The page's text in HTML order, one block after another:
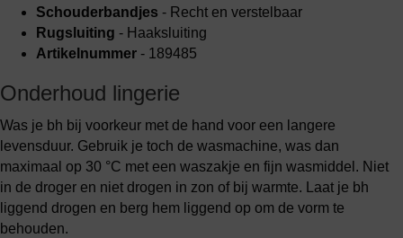
Schouderbandjes - Recht en verstelbaar
Rugsluiting - Haaksluiting
Artikelnummer - 189485
Onderhoud lingerie
Was je bh bij voorkeur met de hand voor een langere
levensduur. Gebruik je toch de wasmachine, was dan
maximaal op 30 °C met een waszakje en fijn wasmiddel. Niet
in de droger en niet drogen in zon of bij warmte. Laat je bh
liggend drogen en berg hem liggend op om de vorm te
behouden.